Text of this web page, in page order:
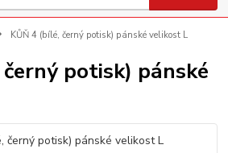
KŮŇ 4 (bílé, černý potisk) pánské velikost L
potisk) pánské